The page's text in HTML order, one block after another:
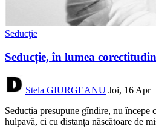
Seducţie
Seducție, în lumea
Stela GIURGEANU Joi, 16 Apr
Seducția presupune gîndire, nu începe
hulpavă, ci cu distanța născătoare de